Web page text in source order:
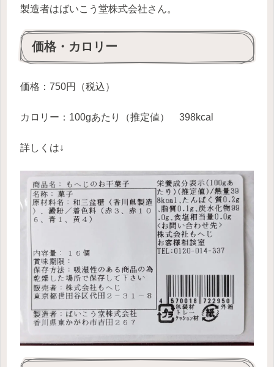
製造者はばいこう堂株式会社さん。
価格・カロリー
価格：750円（税込）
カロリー：100gあたり（推定値） 398kcal
詳しくは↓